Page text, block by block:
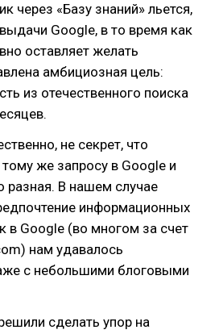
через «Базу знаний» льется,
Google, в то время как
оставляет желать
амбициозная цель:
из отечественного поиска
не секрет, что
же запросу в Google и
разная. В нашем случае
информационных
в Google (во многом за счет
нам удавалось
с небольшими блоговыми
сделать упор на